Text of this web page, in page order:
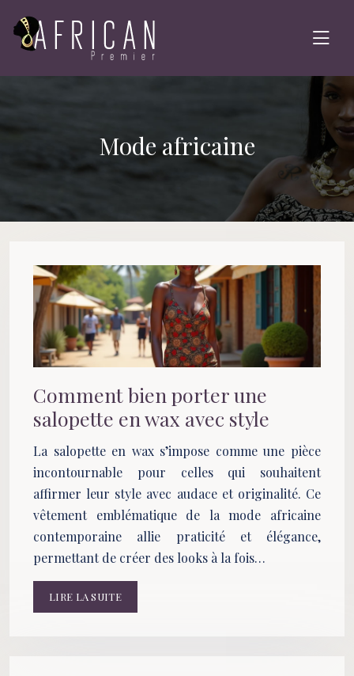
Mode africaine
Comment bien porter une
salopette en wax avec style
La salopette en wax s’impose comme une pièce
incontournable pour celles qui souhaitent
affirmer leur style avec audace et originalité. Ce
vêtement emblématique de la mode africaine
contemporaine allie praticité et élégance,
permettant de créer des looks à la fois…
LIRE LA SUITE